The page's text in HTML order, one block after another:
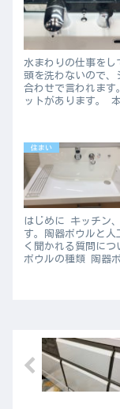
水まわりの仕事をし
頭を洗わないので、
合わせで言われます
ットがあります。
住まい
はじめに キッチン
す。陶器ボウルと人
く聞かれる質問に
ボウルの種類 陶器